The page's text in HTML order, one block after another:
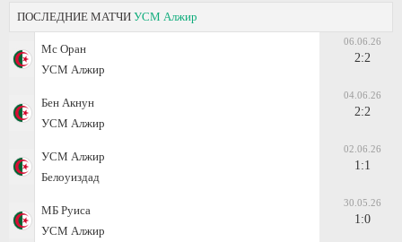
ПОСЛЕДНИЕ МАТЧИ УСМ Алжир
Мс Оран
УСМ Алжир
06.06.26
2:2
Бен Акнун
УСМ Алжир
04.06.26
2:2
УСМ Алжир
Белоуиздад
02.06.26
1:1
МБ Руиса
УСМ Алжир
30.05.26
1:0